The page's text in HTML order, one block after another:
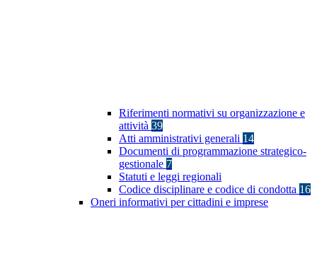
Riferimenti normativi su organizzazione e
attività 39
Atti amministrativi generali 14
Documenti di programmazione strategico-
gestionale 7
Statuti e leggi regionali
Codice disciplinare e codice di condotta 16
Oneri informativi per cittadini e imprese